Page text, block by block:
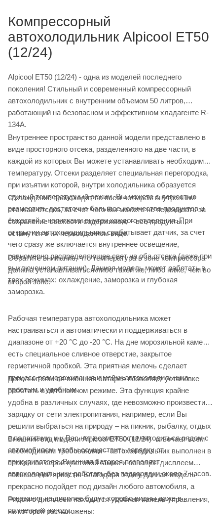
Компрессорный
автохолодильник Alpicool ET50
(12/24)
Alpicool ET50 (12/24) - одна из моделей последнего
поколения! Стильный и современный компрессорный
автохолодильник с внутренним объемом 50 литров,
работающий на безопасном и эффективном хладагенте R-
134A.
Внутреннее пространство данной модели представлено в
виде просторного отсека, разделенного на две части, в
каждой из которых Вы можете устанавливать необходимую
температуру. Отсеки разделяет специальная перегородка,
при изъятии которой, внутри холодильника образуется
единый температурный режим. Вы можете с легкостью
разместить достаточно большое количество продуктов и
ёмкостей с напитками внутри каждого отделения. При
открытии автохолодильника срабатывает датчик, за счет
чего сразу же включается внутреннее освещение,
равномерно распределяющее свет на оба отсека (даже при
выключенном питании). Данная модель может работать в
трех режимах: охлаждение, заморозка и глубокая
заморозка.
Охлаждение происходит по всем четырем внутренним
стенкам отсека, за счет чего Вы можете не переживать за
сохранение свежести содержимого – все продукты
останутся в их первозданном виде.
Обратите внимание, что температура в зоне компрессора
должна устанавливаться либо такой же, либо ниже, чем во
второй зоне.
Рабочая температура автохолодильника может
настраиваться и автоматически и поддерживаться в
диапазоне от +20 °C до -20 °C. На дне морозильной камеры
есть специальное сливное отверстие, закрытое
герметичной пробкой. Эта приятная мелочь сделает
процесс размораживания и мойки автохолодильника
простым и удобным.
Дополнительная внешняя батарея позволяет установке
работать в автономном режиме. Эта функция крайне
удобна в различных случаях, где невозможно произвести
зарядку от сети электропитания, например, если Вы
решили выбраться на природу – на пикник, рыбалку, отдых
с палатками, и у Вас нет возможности находиться рядом с
автомобилем, чтобы осуществить зарядку от
прикуривателя. Внешняя батарея позволяет
автохолодильнику работать без подзарядки около 7 часов.
Внешний вид модели Alpicool ET50 (12/24) отвечает всем
необходимым требованиям – автохолодильник выполнен в
спокойной серой цветовой гамме и оснащён дисплеем
повышенной яркости. Благодаря этому данная модель
прекрасно подойдет под дизайн любого автомобиля, а
показания на дисплее будут хорошо видны даже в
солнечную погоду.
Рядом с дисплеем находится удобная панель управления,
на которой расположены: